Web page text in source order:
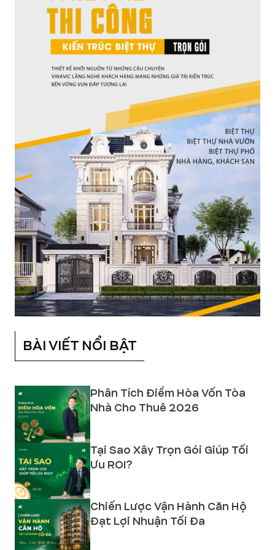
BÀI VIẾT NỔI BẬT
Phân Tích Điểm Hòa Vốn Tòa
Nhà Cho Thuê 2026
Tại Sao Xây Trọn Gói Giúp Tối
Ưu ROI?
Chiến Lược Vận Hành Căn Hộ
Đạt Lợi Nhuận Tối Đa